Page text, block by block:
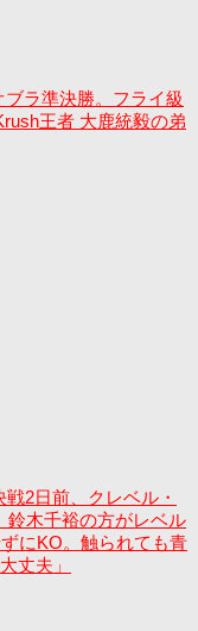
ラ準決勝。フライ級
王者 大鹿統毅の弟
2日前、クレベル・
鈴木千裕の方がレベル
にKO。触られても青
丈夫」